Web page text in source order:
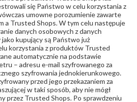
się Państwo w celu korzystania z
umowne porozumienie zawarte
a Trusted Shops. W tym celu następuje
danych osobowych z danych
jako kupujący są Państwo już
korzystania z produktów Trusted
automatycznie na podstawie
– adresu e-mail szyfrowanego za
szyfrowania jednokierunkowego.
przed jego przekazaniem za
w taki sposób, aby nie mógł
przez Trusted Shops. Po sprawdzeniu